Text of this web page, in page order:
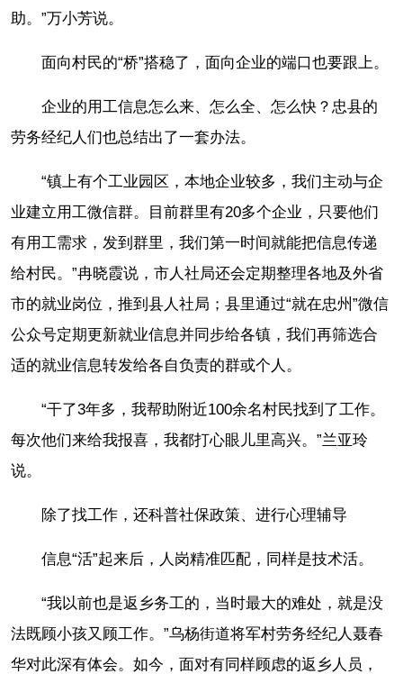
助。”万小芳说。
面向村民的“桥”搭稳了，面向企业的端口也要跟上。
企业的用工信息怎么来、怎么全、怎么快？忠县的
劳务经纪人们也总结出了一套办法。
“镇上有个工业园区，本地企业较多，我们主动与企
业建立用工微信群。目前群里有20多个企业，只要他们
有用工需求，发到群里，我们第一时间就能把信息传递
给村民。”冉晓霞说，市人社局还会定期整理各地及外省
市的就业岗位，推到县人社局；县里通过“就在忠州”微信
公众号定期更新就业信息并同步给各镇，我们再筛选合
适的就业信息转发给各自负责的群或个人。
“干了3年多，我帮助附近100余名村民找到了工作。
每次他们来给我报喜，我都打心眼儿里高兴。”兰亚玲
说。
除了找工作，还科普社保政策、进行心理辅导
信息“活”起来后，人岗精准匹配，同样是技术活。
“我以前也是返乡务工的，当时最大的难处，就是没
法既顾小孩又顾工作。”乌杨街道将军村劳务经纪人聂春
华对此深有体会。如今，面对有同样顾虑的返乡人员，